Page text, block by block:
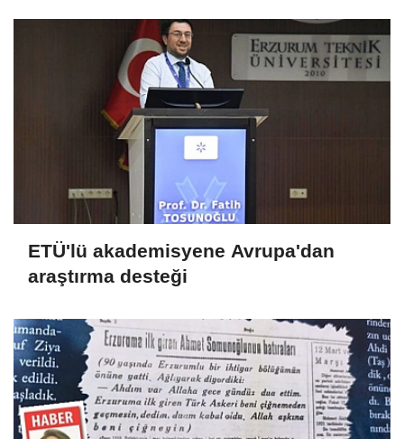
ETÜ'lü akademisyene Avrupa'dan
araştırma desteği